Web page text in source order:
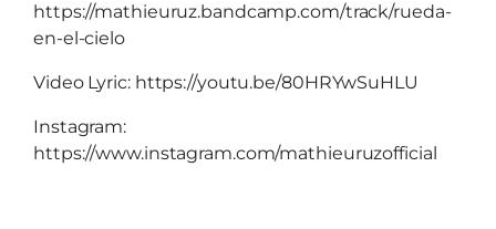
https://mathieuruz.bandcamp.com/track/rueda-
en-el-cielo
Video Lyric: https://youtu.be/80HRYwSuHLU
Instagram:
https://www.instagram.com/mathieuruzofficial